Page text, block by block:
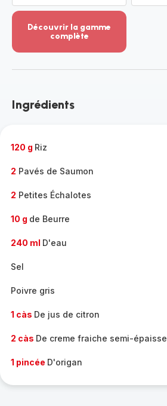
Découvrir la gamme
complète
-
gamme
Ingrédients
120 g Riz
2 Pavés de Saumon
2 Petites Échalotes
10 g de Beurre
240 ml D'eau
Sel
Poivre gris
1 càs De jus de citron
2 càs De creme fraiche semi-épaisse
1 pincée D'origan